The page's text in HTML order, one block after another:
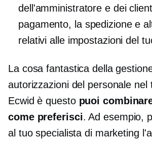
dell'amministratore e dei
pagamento, la spedizione e
relativi alle impostazioni del
La cosa fantastica della
autorizzazioni del personale nel
Ecwid è questo puoi
come preferisci. Ad esempio,
al tuo specialista di marketing